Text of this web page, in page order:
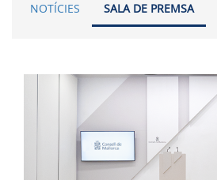
NOTÍCIES SALA DE PREMSA